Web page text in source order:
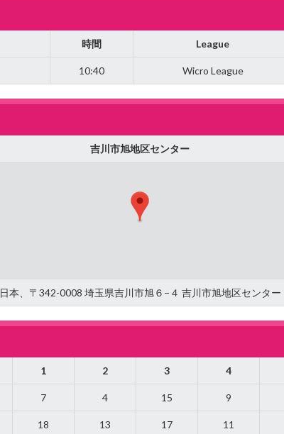
時間 League
10:40 Wicro League
吉川市旭地区センター
日本、〒342-0008 埼玉県吉川市旭６−４ 吉川市旭地区センター
1 2 3 4
7 4 15 9
18 13 17 11